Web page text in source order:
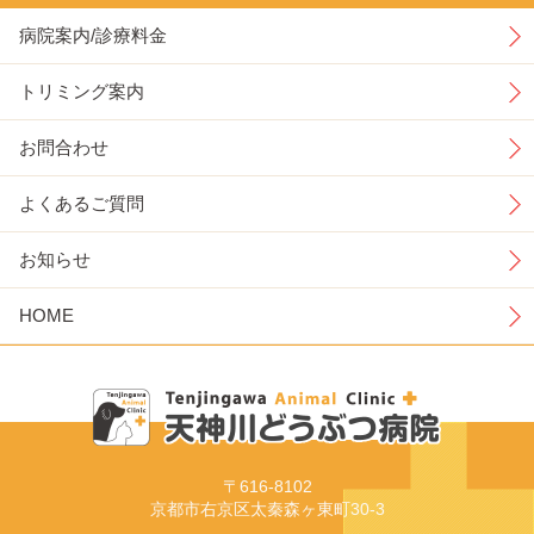
病院案内/診療料金
トリミング案内
お問合わせ
よくあるご質問
お知らせ
HOME
〒616-8102
京都市右京区太秦森ヶ東町30-3